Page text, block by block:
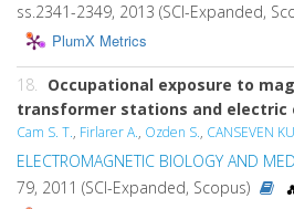
ss.2341-2349, 2013 (SCI-Expanded,
PlumX Metrics
18. Occupational exposure to
transformer stations and electric
Cam S. T., Firlarer A., Ozden S., CANSEVEN
ELECTROMAGNETIC BIOLOGY AND
79, 2011 (SCI-Expanded, Scopus)